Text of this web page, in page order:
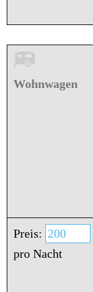
Wohnwagen
Preis:
pro Nacht